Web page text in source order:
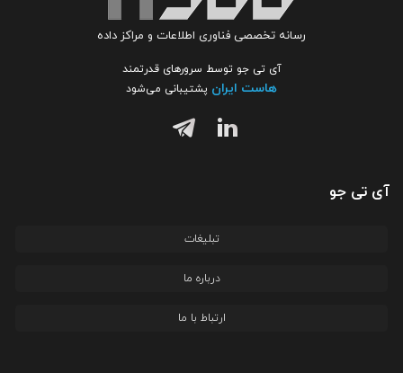
رسانه تخصصی فناوری اطلاعات و مراکز داده
آی تی جو توسط سرورهای قدرتمند
هاست ایران پشتیبانی می‌شود
آی تی جو
تبلیغات
درباره ما
ارتباط با ما